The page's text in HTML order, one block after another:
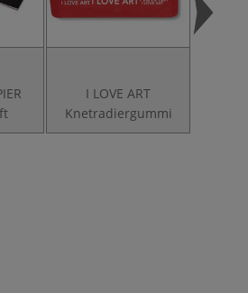
I LOVE ART
Knetradiergummi